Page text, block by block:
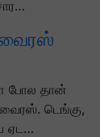
வைரஸ்
போல தான்
டெங்கு,
ஏட…